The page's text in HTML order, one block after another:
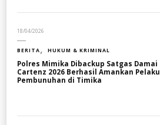
18/04/2026
BERITA HUKUM & KRIMINAL
Polres Mimika Dibackup Satgas Damai
Cartenz 2026 Berhasil Amankan Pelaku
Pembunuhan di Timika